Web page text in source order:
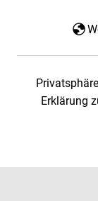
Privatsphäre
Erklärung